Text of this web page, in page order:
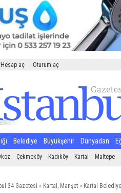
Hesap aç Oturum aç
Belediye Büyükşehir Dünyadan
Çekmeköy Kadıköy Kartal Maltepe
34 Gazetesi » Kartal , Manşet » Kartal